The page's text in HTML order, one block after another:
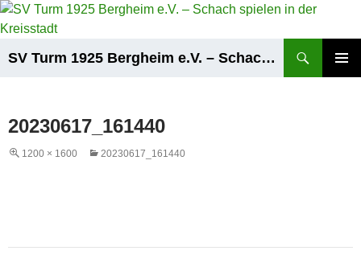
Zum
Inhalt
SV Turm 1925 Bergheim e.V. – Schach spielen in der Kreisstadt
20230617_161440
1200 × 1600 20230617_161440